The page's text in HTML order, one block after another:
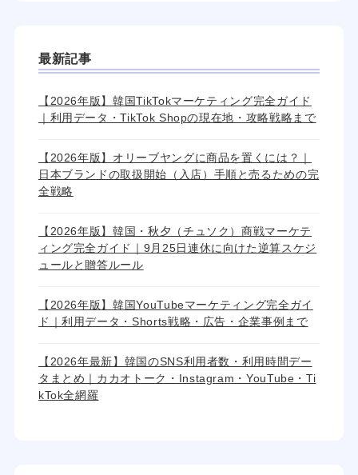
最新記事
【2026年版】韓国TikTokマーケティング完全ガイド
｜利用データ・TikTok Shopの現在地・攻略戦略まで
【2026年版】オリーブヤングに商品を置くには？｜
日本ブランドの取扱開始（入店）手順と売るための完
全戦略
【2026年版】韓国・秋夕（チュソク）商戦マーケテ
ィング完全ガイド｜9月25日連休に向けた逆算スケジ
ュールと贈答ルール
【2026年版】韓国YouTubeマーケティング完全ガイ
ド｜利用データ・Shorts戦略・広告・企業事例まで
【2026年最新】韓国のSNS利用者数・利用時間デー
タまとめ｜カカオトーク・Instagram・YouTube・Ti
kTok全網羅